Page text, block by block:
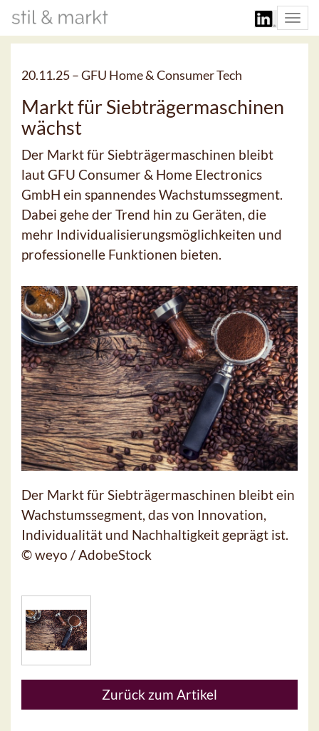
20.11.25 –GFU Home & Consumer Tech
Markt für Siebträgermaschinen
wächst
Der Markt für Siebträgermaschinen bleibt
laut GFU Consumer & Home Electronics
GmbH ein spannendes Wachstumssegment.
Dabei gehe der Trend hin zu Geräten, die
mehr Individualisierungsmöglichkeiten und
professionelle Funktionen bieten.
Der Markt für Siebträgermaschinen bleibt ein
Wachstumssegment, das von Innovation,
Individualität und Nachhaltigkeit geprägt ist.
© weyo / AdobeStock
Zurück zum Artikel